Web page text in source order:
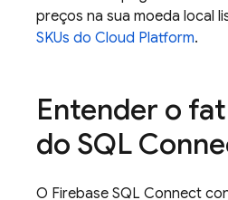
preços na sua moeda local
SKUs do Cloud Platform.
Entender o
do SQL
O Firebase SQL Connect